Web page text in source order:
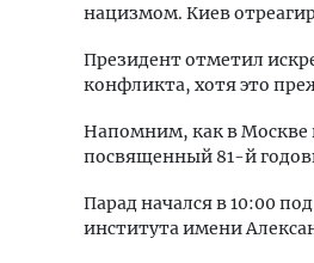
нацизмом. Киев
Президент отметил
конфликта, хотя это
Напомним, как в Москве
посвященный 81-й
Парад начался в 10:00
института имени